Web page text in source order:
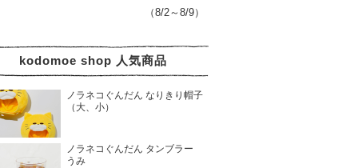
（8/2～8/9）
kodomoe shop 人気商品
ノラネコぐんだん なりきり帽子
（大、小）
ノラネコぐんだん タンブラー
うみ